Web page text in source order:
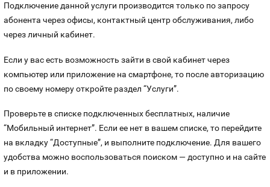
Подключение данной услуги производится только по запросу
абонента через офисы, контактный центр обслуживания, либо
через личный кабинет.
Если у вас есть возможность зайти в свой кабинет через
компьютер или приложение на смартфоне, то после авторизацию
по своему номеру откройте раздел “Услуги”.
Проверьте в списке подключенных бесплатных, наличие
“Мобильный интернет”. Если ее нет в вашем списке, то перейдите
на вкладку “Доступные”, и выполните подключение. Для вашего
удобства можно воспользоваться поиском — доступно и на сайте
и в приложении.